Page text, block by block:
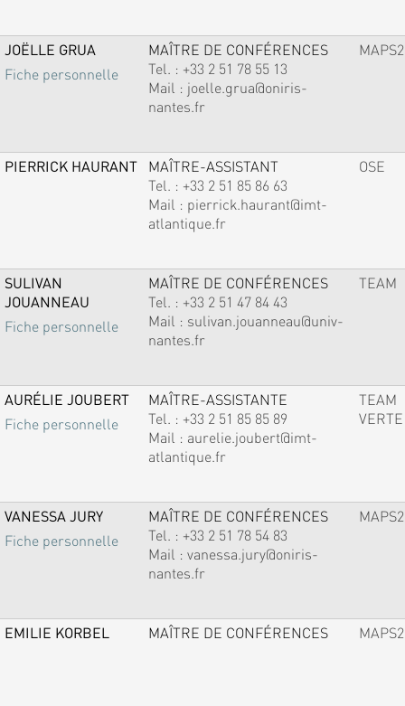
JOËLLE GRUA
Fiche personnelle
MAÎTRE DE CONFÉRENCES
Tel. : +33 2 51 78 55 13
Mail : joelle.grua@oniris-
nantes.fr
MAPS2
PIERRICK HAURANT
MAÎTRE-ASSISTANT
Tel. : +33 2 51 85 86 63
Mail : pierrick.haurant@imt-
atlantique.fr
OSE
SULIVAN
JOUANNEAU
Fiche personnelle
MAÎTRE DE CONFÉRENCES
Tel. : +33 2 51 47 84 43
Mail : sulivan.jouanneau@univ-
nantes.fr
TEAM
AURÉLIE JOUBERT
Fiche personnelle
MAÎTRE-ASSISTANTE
Tel. : +33 2 51 85 85 89
Mail : aurelie.joubert@imt-
atlantique.fr
TEAM
VERTE
VANESSA JURY
Fiche personnelle
MAÎTRE DE CONFÉRENCES
Tel. : +33 2 51 78 54 83
Mail : vanessa.jury@oniris-
nantes.fr
MAPS2
EMILIE KORBEL MAÎTRE DE CONFÉRENCES MAPS2